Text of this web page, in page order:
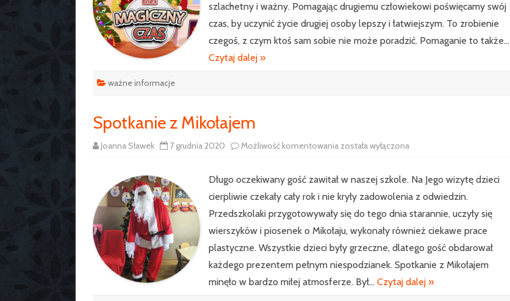
szlachetny i ważny. Pomagając drugiemu człowiekowi poświęcamy swój
czas, by uczynić życie drugiej osoby lepszy i łatwiejszym. To zrobienie
czegoś, z czym ktoś sam sobie nie może poradzić. Pomaganie to także…
Czytaj dalej »
ważne informacje
Spotkanie z Mikołajem
Joanna Sławek 7 grudnia 2020 Możliwość komentowania Spotkanie
została wyłączona
Długo oczekiwany gość zawitał w naszej szkole. Na Jego wizytę dzieci
cierpliwie czekały cały rok i nie kryły zadowolenia z odwiedzin.
Przedszkolaki przygotowywały się do tego dnia starannie, uczyły się
wierszyków i piosenek o Mikołaju, wykonały również ciekawe prace
plastyczne. Wszystkie dzieci były grzeczne, dlatego gość obdarował
każdego prezentem pełnym niespodzianek. Spotkanie z Mikołajem
minęło w bardzo miłej atmosferze. Był… Czytaj dalej »